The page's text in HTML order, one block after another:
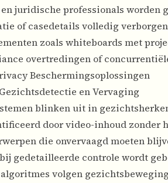
juridische professionals
of casedetails volledig
zoals whiteboards met
overtredingen of
Beschermingsoplossingen
en Vervaging
blinken uit in
door video-inhoud zonder
die onvervaagd moeten
gedetailleerde controle wordt
algoritmes volgen